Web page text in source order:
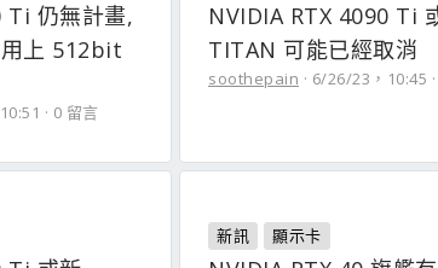
Ti 仍無計畫,
上 512bit
0 留言
NVIDIA RTX 4090 Ti
TITAN 可能已經取消
soothepain 6/26/23，10:45
新訊 顯示卡